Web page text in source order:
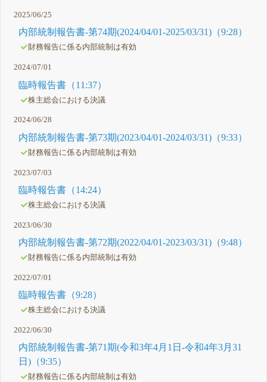
2025/06/25
内部統制報告書-第74期(2024/04/01-2025/03/31)（9:28）
財務報告に係る内部統制は有効
2024/07/01
臨時報告書（11:37）
株主総会における決議
2024/06/28
内部統制報告書-第73期(2023/04/01-2024/03/31)（9:33）
財務報告に係る内部統制は有効
2023/07/03
臨時報告書（14:24）
株主総会における決議
2023/06/30
内部統制報告書-第72期(2022/04/01-2023/03/31)（9:48）
財務報告に係る内部統制は有効
2022/07/01
臨時報告書（9:28）
株主総会における決議
2022/06/30
内部統制報告書-第71期(令和3年4月1日-令和4年3月31
日)（9:35）
財務報告に係る内部統制は有効